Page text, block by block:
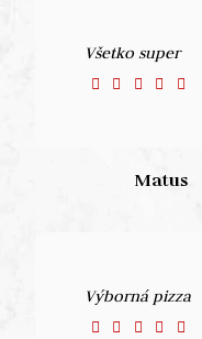
Všetko super
Matus
Výborná pizza